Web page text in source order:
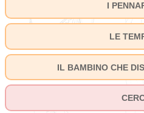
I
LE
IL BAMBINO CHE